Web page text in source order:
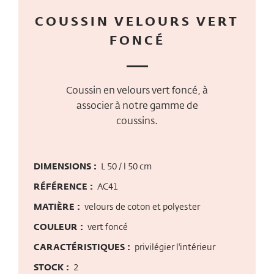
COUSSIN VELOURS VERT
FONCÉ
Coussin en velours vert foncé, à
associer à notre gamme de
coussins.
DIMENSIONS : L 50 / l 50 cm
RÉFÉRENCE : AC41
MATIÈRE : velours de coton et polyester
COULEUR : vert foncé
CARACTÉRISTIQUES : privilégier l'intérieur
STOCK : 2